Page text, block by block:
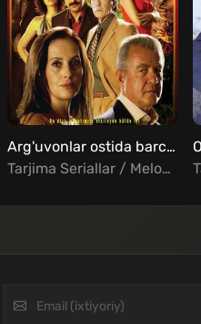
Arg'uvonlar ostida barcha qismlar Uzbek tilida
Tarjima Seriallar / Melodrama / Turk Seriallar Uzbek Tilida